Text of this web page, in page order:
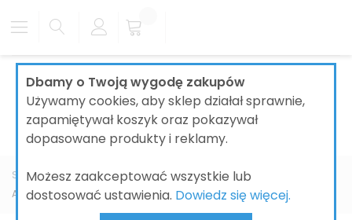
Dbamy o Twoją wygodę zakupów
Używamy cookies, aby sklep działał sprawnie,
zapamiętywał koszyk oraz pokazywał
dopasowane produkty i reklamy.
Możesz zaakceptować wszystkie lub
dostosować ustawienia. Dowiedz się więcej.
Strona główna ŁAZIENKI BATERIE ŁAZIENKOWE
AXOR One